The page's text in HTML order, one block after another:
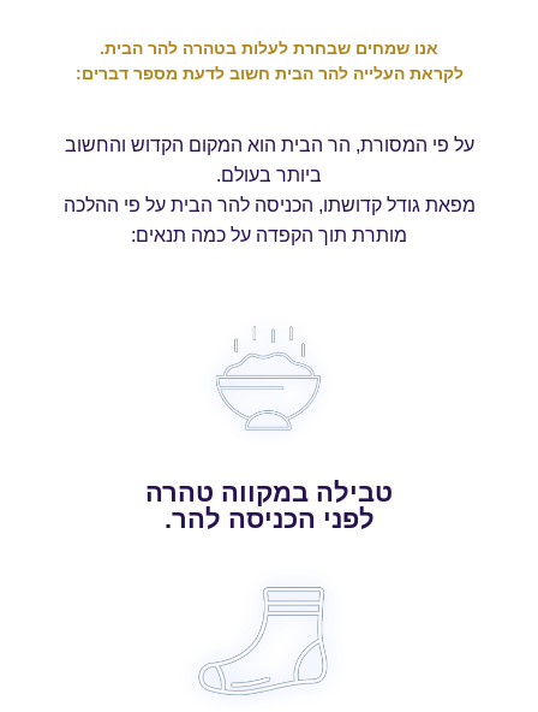
אנו שמחים שבחרת לעלות בטהרה להר הבית.
לקראת העלייה להר הבית חשוב לדעת מספר דברים:
על פי המסורת, הר הבית הוא המקום הקדוש והחשוב
ביותר בעולם.
מפאת גודל קדושתו, הכניסה להר הבית על פי ההלכה
מותרת תוך הקפדה על כמה תנאים:
טבילה במקווה טהרה
לפני הכניסה להר.